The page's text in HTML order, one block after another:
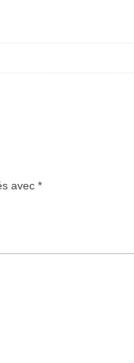
avec *